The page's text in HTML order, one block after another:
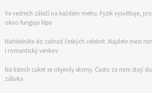
Ve vedrech záleží na každém metru. Fyzik vysvětluje,
okno funguje lépe
Nahlédněte do zahrad českých celebrit. Najdete mezi
i romantický venkov
Na listech cuket se objevily skvrny. Často za nimi stojí
zálivka